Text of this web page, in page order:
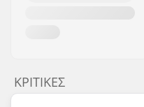
ΚΡΙΤΙΚΈΣ